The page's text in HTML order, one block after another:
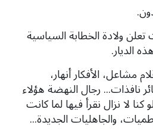
ولادة الخطابة السياسية
الديار.
مشاعل، الأفكار أنهار،
نافذات... رجال النهضة هؤلاء
كنا لا نزال نقرأ فيها لما كانت
والجاهليات الجديدة...